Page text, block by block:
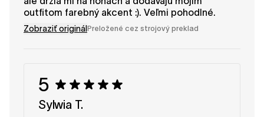
outfitom farebný akcent :). Veľmi pohodlné.
Zobraziť originál Preložené cez strojový preklad
5
Sylwia T.